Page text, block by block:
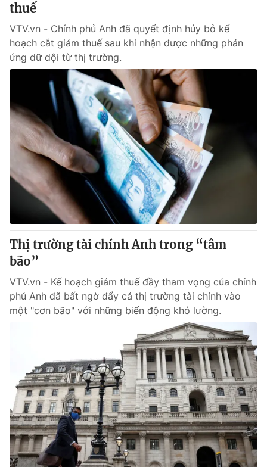
thuế
VTV.vn - Chính phủ Anh đã quyết định hủy bỏ kế
hoạch cắt giảm thuế sau khi nhận được những phản
ứng dữ dội từ thị trường.
Thị trường tài chính Anh trong “tâm
bão”
VTV.vn - Kế hoạch giảm thuế đầy tham vọng của chính
phủ Anh đã bất ngờ đẩy cả thị trường tài chính vào
một "cơn bão" với những biến động khó lường.